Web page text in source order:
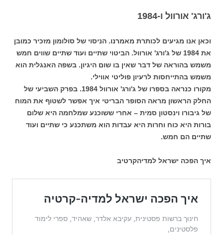
ג'ורג' אורוול ו-1984
וכאן אנו מגיעים לכותרת מאמרנו. הניסוי של סולומון מזכיר כמובן
את 1984 של ג'ורג' אורוול. הביטוי שתיים ועוד שתיים שווים חמש
משמש בהוראה של דבר שאין בו שום היגיון. בשפה האנגלית הוא
משמש בהתייחסות לרעיון פוליטי אווילי.
מקורו כנראה בספרו של ג'ורג' אורוול 1984. בפרק השביעי של
החלק הראשון מראה הסופר הבריטי איך אפשר לשטוף את המוח
של גיבורו וינסטון סמית – אחרי ששוכנע שמלחמה היא שלום
בורות היא כוח וחרות היא עבדות הוא משתכנע כי שתיים ועוד
שתיים הם חמש.
איך הפכה ישראל למדיהקרטיב